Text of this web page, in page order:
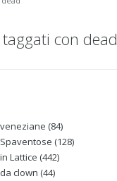
con dead
(84)
(128)
Lattice (442)
clown (44)